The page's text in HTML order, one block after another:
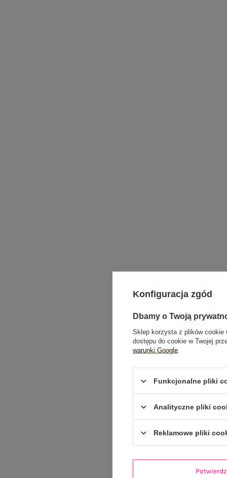
Konfiguracja zgód
Dbamy o Twoją
Sklep korzysta z plików cookie
dostępu do cookie w Twojej
warunki Google
Funkcjonalne pliki
Analityczne pliki
Reklamowe pliki